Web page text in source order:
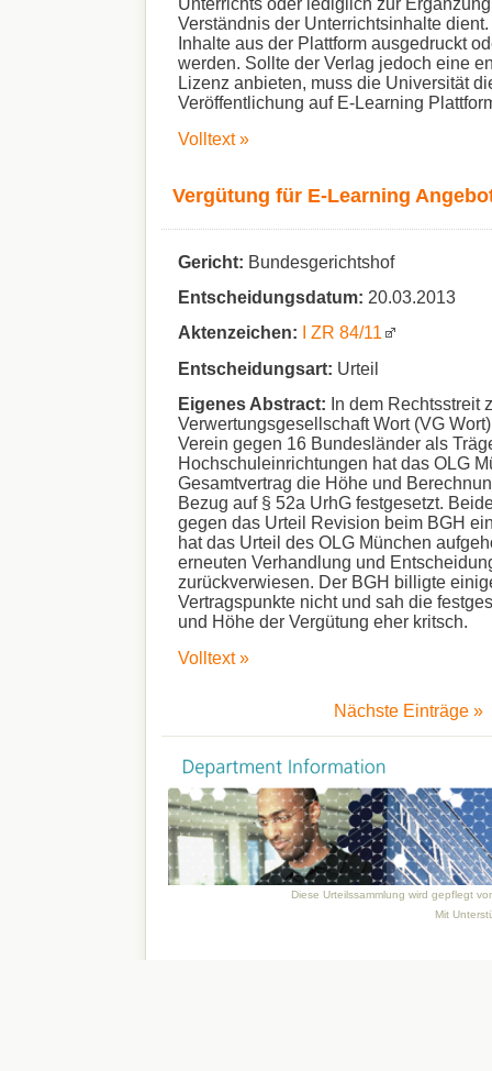
Verständnis der Unterrichtsinhalte
Inhalte aus der Plattform ausgedruckt
werden. Sollte der Verlag jedoch eine
Lizenz anbieten, muss die Universität
Veröffentlichung auf E-Learning
Volltext »
Vergütung für E-Learning
Gericht: Bundesgerichtshof
Entscheidungsdatum: 20.03.2013
Aktenzeichen:
I ZR 84/11
Entscheidungsart: Urteil
Eigenes Abstract: In dem Rechtsstreit
Verwertungsgesellschaft Wort (VG
Verein gegen 16 Bundesländer als
Hochschuleinrichtungen hat das OLG
Gesamtvertrag die Höhe und
Bezug auf § 52a UrhG festgesetzt.
gegen das Urteil Revision beim BGH
hat das Urteil des OLG München
erneuten Verhandlung und
zurückverwiesen. Der BGH billigte
Vertragspunkte nicht und sah die
und Höhe der Vergütung eher kritsch.
Volltext »
Nächste Einträge »
Diese Urteilssammlung wird gepflegt
Mit